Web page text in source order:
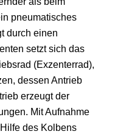
pneumatisches
durch einen
setzt sich das
(Exzenterrad),
dessen Antrieb
erzeugt der
Mit Aufnahme
des Kolbens